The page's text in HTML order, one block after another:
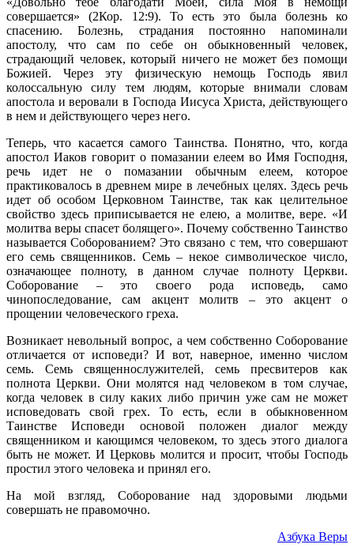
совершается» (2Кор. 12:9). То есть это была болезнь ко
спасению. Болезнь, страдания постоянно напоминали
апостолу, что сам по себе он обыкновенный человек,
страдающий человек, который ничего не может без помощи
Божией. Через эту физическую немощь Господь явил
колоссальную силу тем людям, которые внимали словам
апостола и веровали в Господа Иисуса Христа, действующего
в нем и действующего через него.
Теперь, что касается самого Таинства. Понятно, что, когда
апостол Иаков говорит о помазании елеем во Имя Господня,
речь идет не о помазании обычным елеем, которое
практиковалось в древнем мире в лечебных целях. Здесь речь
идет об особом Церковном Таинстве, так как целительное
свойство здесь приписывается не елею, а молитве, вере. «И
молитва веры спасет болящего». Почему собственно Таинство
называется Соборованием? Это связано с тем, что совершают
его семь священников. Семь – некое символическое число,
означающее полноту, в данном случае полноту Церкви.
Соборование – это своего рода исповедь, само
чинопоследование, сам акцент молитв – это акцент о
прощении человеческого греха.
Возникает невольный вопрос, а чем собственно Соборование
отличается от исповеди? И вот, наверное, именно числом
семь. Семь священнослужителей, семь пресвитеров как
полнота Церкви. Они молятся над человеком в том случае,
когда человек в силу каких либо причин уже сам не может
исповедовать свой грех. То есть, если в обыкновенном
Таинстве Исповеди основой положен диалог между
священником и кающимся человеком, то здесь этого диалога
быть не может. И Церковь молится и просит, чтобы Господь
простил этого человека и принял его.
На мой взгляд, Соборование над здоровыми людьми
совершать не правомочно.
Азбука Веры